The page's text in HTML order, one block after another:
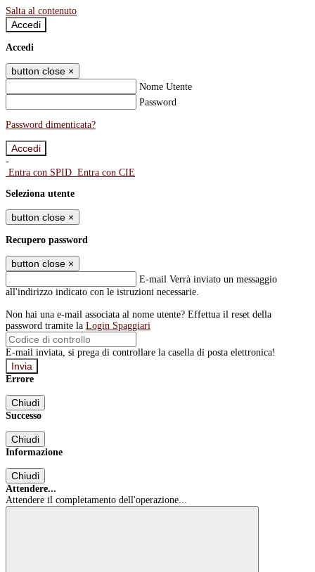
Salta al contenuto
Accedi
Accedi
button close ×
Nome Utente
Password
Password dimenticata?
-
Entra con SPID Entra con CIE
Seleziona utente
button close ×
Recupero password
button close ×
E-mail Verrà inviato un messaggio
all'indirizzo indicato con le istruzioni necessarie.
Non hai una e-mail associata al nome utente? Effettua il reset della
password tramite la Login Spaggiari
E-mail inviata, si prega di controllare la casella di posta elettronica!
Errore
Chiudi
Successo
Chiudi
Informazione
Chiudi
Attendere...
Attendere il completamento dell'operazione...